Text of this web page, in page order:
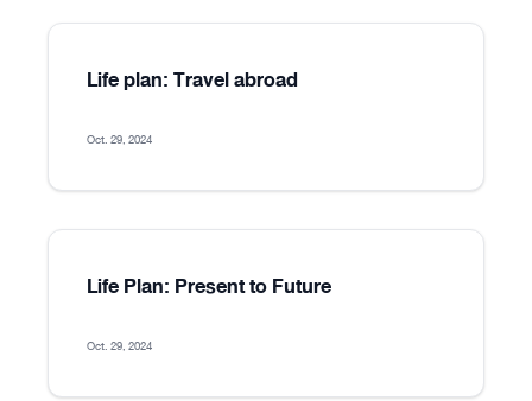
Life plan: Travel abroad
Oct. 29, 2024
Life Plan: Present to Future
Oct. 29, 2024